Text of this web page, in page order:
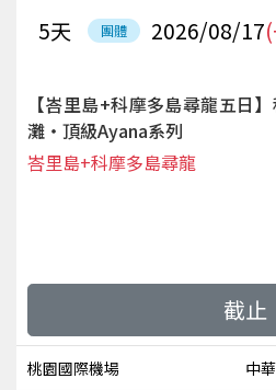
團體 2026/08/17
5天
【峇里島+科摩多島尋龍五日
灘‧頂級Ayana系列
峇里島+科摩多島尋龍
桃園國際機場 中
截止